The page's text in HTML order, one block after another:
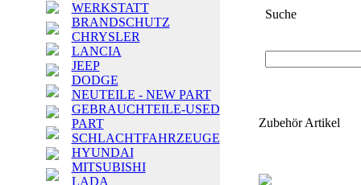
WERKSTATT
BRANDSCHUTZ
CHRYSLER
LANCIA
JEEP
DODGE
NEUTEILE - NEW PART
GEBRAUCHTEILE-USED
PART
SCHLACHTFAHRZEUGE
HYUNDAI
MITSUBISHI
LADA
Suche
Zubehör Artikel